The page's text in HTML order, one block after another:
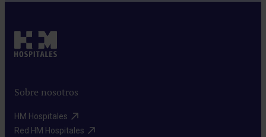
Sobre nosotros
HM Hospitales​
Red HM Hospitales​